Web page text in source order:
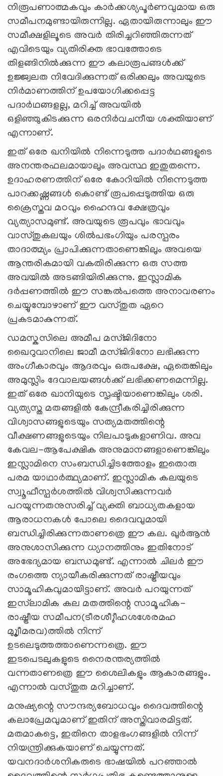
നിരൂപണാത്മകവും കാര്‍ക്കശ്യപൂര്‍ണവുമായ ഒരു
സമീപനമുണ്ടായിരുന്നില്ല. ഏതായിരുന്നാലും ഈ
സമീക്ഷളിലൂടെ അവര്‍ തിരിച്ചറിഞ്ഞിരുന്നത്‌
എവിടെയും വ്യതിരിക്ത ഭാവത്തോടെ
തിളങ്ങിനില്‍ക്കുന്ന ഈ കലാരൂപങ്ങള്‍ക്ക്
ഉജ്ജ്വലത നിവേദിക്കുന്നത്‌ ഒരിക്കലും അവയുടെ
നിര്‍മാണത്തിന്‌ ഉപയോഗിക്കപ്പെട്ട
പദാര്‍ഥങ്ങളല്ല, മറിച്ച്‌ അവയില്‍
ഒളിഞ്ഞുകിടക്കുന്ന ഒരനിര്‍വചനീയ ശക്തിയാണ്‌
എന്നാണ്‌.
ഇത്‌ ഒരേ ഖനിയില്‍ നിന്നെടുത്ത പദാര്‍ഥങ്ങളുടെ
അനന്തരഫലമായാലും അവസ്ഥ ഇതുതന്നെ.
ഉദാഹരണത്തിന്‌ ഒരേ കോറിയില്‍ നിന്നെടുത്ത
പാറക്കഷ്ണങ്ങള്‍ കൊണ്ട്‌ രൂപപ്പെടുത്തിയ ഒരു
ക്രൈസ്തവ മഠവും ഹൈന്ദവ ക്ഷേത്രവും
വ്യത്യാസമുണ്ട്‌. അവയുടെ രൂപവും ഭാവവും
വാസ്തുകലയും ശില്‍പഭംഗിയും പരസ്പരം
താദാത്മ്യം പ്രാപിക്കുന്നതാണെങ്കിലും അവയെ
ആന്തരികമായി വകതിരിക്കുന്ന ഒരു സത്ത
അവയില്‍ അടങ്ങിയിരിക്കുന്നു. ഇസ്ലാമിക
ദര്‍പ്പണത്തില്‍ ഈ സങ്കല്‍പത്തെ അനാവരണം
ചെയ്യുമ്പോഴാണ്‌ ഈ വസ്തുത ഏറെ
പ്രകടമാകുന്നത്‌.
ഡമസ്കസിലെ അമീപ മസ്ജിദിനോ
ഖൈറുവാനിലെ ജാമീ മസ്ജിദിനോ ലഭിക്കുന്ന
അംഗീകാരവും ആദരവും ഒരുപക്ഷേ, ഏതെങ്കിലും
അമുസ്ലിം ദേവാലയങ്ങള്‍ക്ക്‌ ലഭിക്കണമെന്നില്ല.
ഇത്‌ ഒരേ ഖാനിയുടെ സൃഷ്ടിയാണെങ്കിലും ശരി.
വ്യത്യസ്ത മതങ്ങളില്‍ കേന്ദ്രീകരിച്ചിരിക്കുന്ന
വിശ്വാസങ്ങളുടെയും സത്യമതത്തിന്റെ
വീക്ഷണങ്ങളുടെയും നിലപാടുകളാണിവ. അവ
കേവല-ആപേക്ഷിക അനുമാനങ്ങളാണെങ്കിലും
ഇസ്ലാമിനെ സംബന്ധിച്ചിടത്തോളം ഇതൊരു
പരമ യാഥാര്‍ത്ഥ്യമാണ്‌. ഇസ്ലാമിക കലയുടെ
സ്വൂഫീസ്പര്‍ശത്തില്‍ വിശ്വസിക്കുന്നവര്‍
പറയുന്നതനുസരിച്ച്‌ വ്യക്തി ബാധ്യതകളായ
ആരാധനകള്‍ പോലെ ദൈവവുമായി
ബന്ധിച്ചിരിക്കുന്നതാണത്രെ ഈ കല. ഖുര്‍ആന്‍
അനുശാസിക്കുന്ന ധ്യാനത്തിനും ഇതിനോട്‌
അഭേദ്യമായ ബന്ധമുണ്ട്‌. എന്നാല്‍ ചിലര്‍ ഈ
രംഗത്തെ ന്യായീകരിക്കുന്നത്‌ രാഷ്ട്രീയവും
സാമൂഹികവുമായിട്ടാണ്‌. അവര്‍ പറയുന്നത്‌
ഇസ്‌ലാമിക കല മതത്തിന്റെ സാമൂഹിക-
രാഷ്ട്രീയ സമീപന(ടീരശീ‍ു‍ീഹശശേരമഹ
മു‍ു‍ൃ‍ീമരവ)ത്തില്‍ നിന്ന്‌
ഉടലെടുത്തത്താണെന്നത്രെ. ഈ
ഇടപെടലുകളുടെ നൈരന്തര്യത്തില്‍
വന്നതാണത്രെ ഈ ശൈലികളും ആകാരങ്ങളും.
എന്നാല്‍ വസ്തുത മറിച്ചാണ്‌.
മനുഷ്യന്റെ സൗന്ദര്യബോധവും ദൈവത്തിന്റെ
കലാപ്രേമവുമാണ്‌ ഇതിന്‌ അസ്തിവാരമിട്ടത്‌.
മതമാകട്ടെ, ഇതിനെ താളഭംഗങ്ങളില്‍ നിന്ന്‌
നിയന്ത്രിക്കുകയാണ്‌ ചെയ്യുന്നത്‌.
യവനദാര്‍ശനികരുടെ ഭാഷയില്‍ പറഞ്ഞാല്‍